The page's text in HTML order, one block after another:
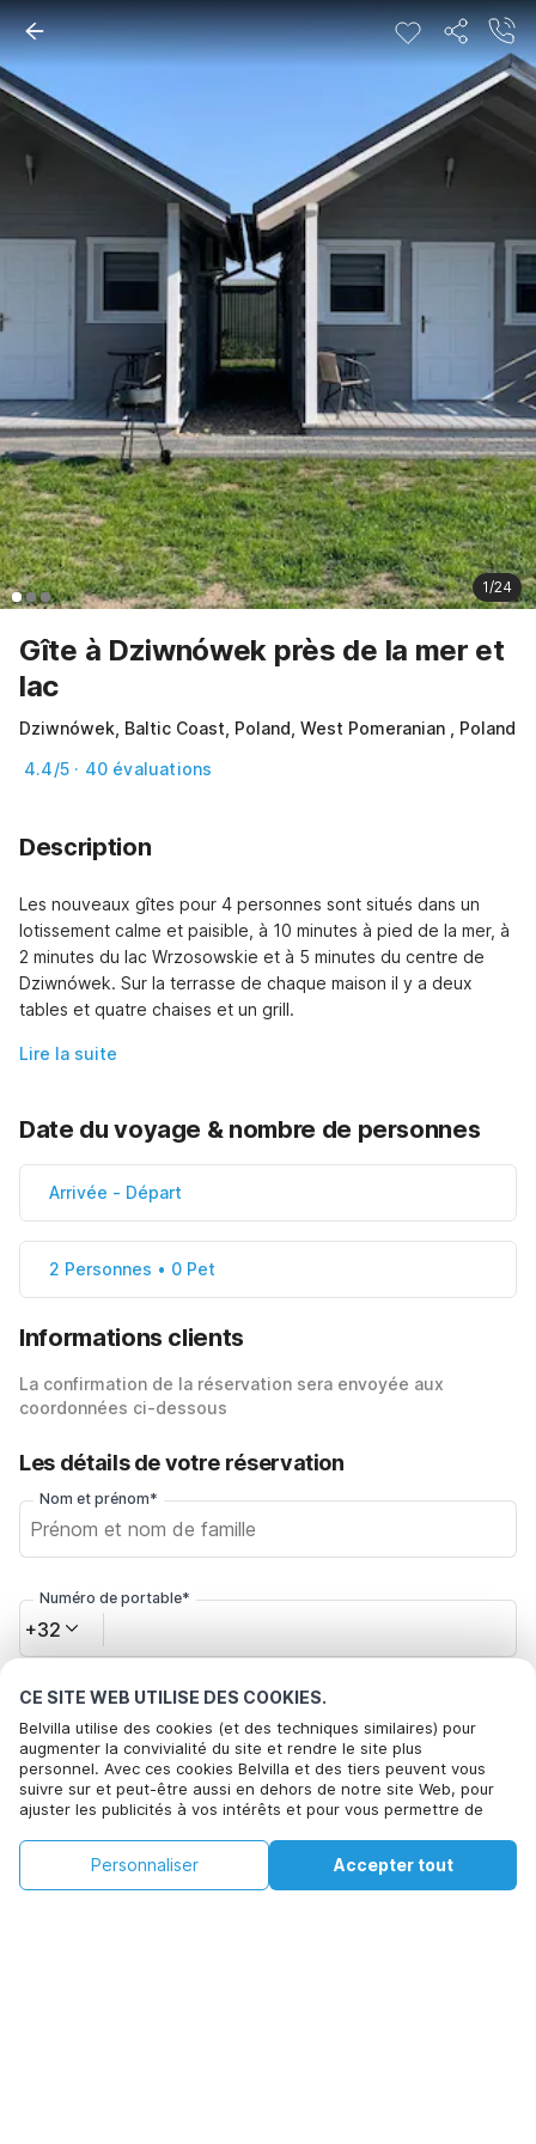
CE SITE WEB UTILISE DES COOKIES.
Belvilla utilise des cookies (et des techniques similaires) pour
augmenter la convivialité du site et rendre le site plus
personnel. Avec ces cookies Belvilla et des tiers peuvent vous
suivre sur et peut-être aussi en dehors de notre site Web, pour
ajuster les publicités à vos intérêts et pour vous permettre de
Accepter, vous acceptez de le faire. Plus d'informations peuvent
être trouvées dans notre
politique de cookie.
Accepter tout
Personnaliser
1/24
Gîte à Dziwnówek près de la mer et
lac
Dziwnówek, Baltic Coast, Poland, West Pomeranian , Poland
4.4/5 · 40 évaluations
Description
Les nouveaux gîtes pour 4 personnes sont situés dans un
lotissement calme et paisible, à 10 minutes à pied de la mer, à
2 minutes du lac Wrzosowskie et à 5 minutes du centre de
Dziwnówek. Sur la terrasse de chaque maison il y a deux
tables et quatre chaises et un grill.
Lire la suite
Date du voyage & nombre de personnes
Arrivée - Départ
2 Personnes • 0 Pet
Informations clients
La confirmation de la réservation sera envoyée aux
coordonnées ci-dessous
Les détails de votre réservation
Nom et prénom*
Numéro de portable*
+32
Votre adresse e-mail*
Cliquez ici pour vous désabonner des offres de Belvilla. Vous
pouvez vous désinscrire à tout moment à l'avenir
Voir les disponibilités
€134
+
Voir les disponibilités